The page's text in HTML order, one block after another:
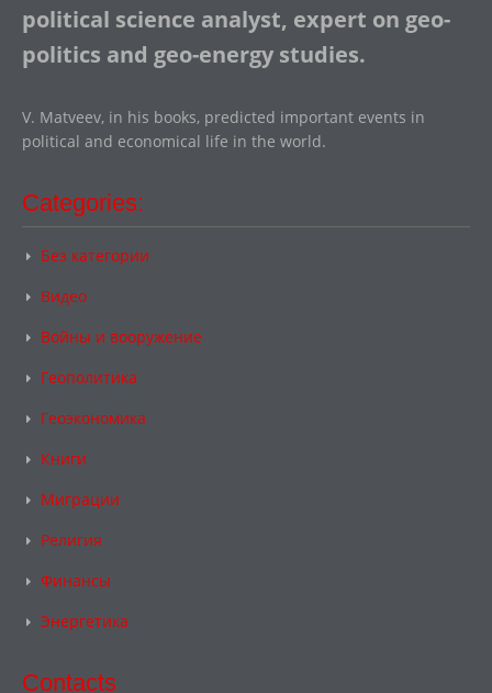
political science analyst, expert on geo-
politics and geo-energy studies.
V. Matveev, in his books, predicted important events in
political and economical life in the world.
Categories:
Без категории
Видео
Войны и вооружение
Геополитика
Геоэкономика
Книги
Миграции
Религия
Финансы
Энергетика
Contacts